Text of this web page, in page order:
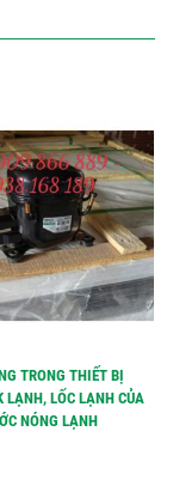
TRONG THIẾT BỊ
LẠNH, LỐC LẠNH CỦA
NÓNG LẠNH